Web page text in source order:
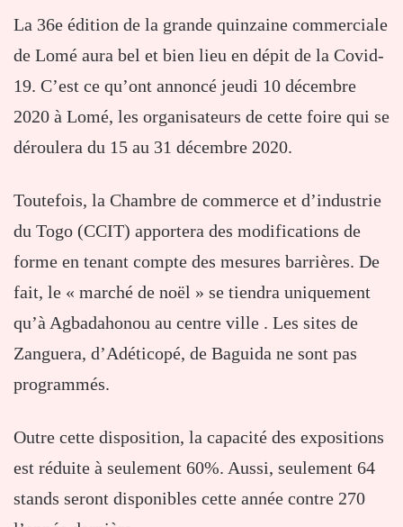
La 36e édition de la grande quinzaine commerciale
de Lomé aura bel et bien lieu en dépit de la Covid-
19. C’est ce qu’ont annoncé jeudi 10 décembre
2020 à Lomé, les organisateurs de cette foire qui se
déroulera du 15 au 31 décembre 2020.
Toutefois, la Chambre de commerce et d’industrie
du Togo (CCIT) apportera des modifications de
forme en tenant compte des mesures barrières. De
fait, le « marché de noël » se tiendra uniquement
qu’à Agbadahonou au centre ville . Les sites de
Zanguera, d’Adéticopé, de Baguida ne sont pas
programmés.
Outre cette disposition, la capacité des expositions
est réduite à seulement 60%. Aussi, seulement 64
stands seront disponibles cette année contre 270